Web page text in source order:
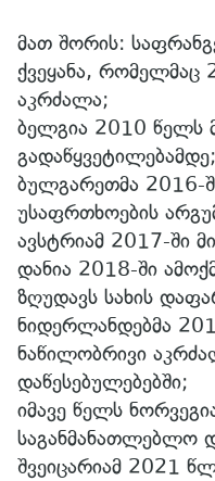
მათ შორის:
ქვეყანა, რომელმაც
აკრძალა;
ბელგია 2010 წელს
გადაწყვეტილებამდე;
ბულგარეთმა 2016-
უსაფრთხოების
ავსტრიამ 2017-ში
დანია 2018-ში
ზღუდავს სახის
ნიდერლანდებმა
ნაწილობრივი
დაწესებულებებში;
იმავე წელს
საგანმანათლებლო
შვეიცარიამ 2021